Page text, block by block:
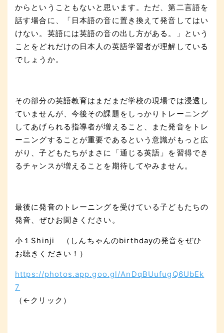
からということもないと思います。ただ、第二言語を
話す場合に、「日本語の音に置き換えて発音してはい
けない。英語には英語の音の出し方がある。」という
ことをどれだけの日本人の英語学習者が理解している
でしょうか。
その部分の英語教育はまだまだ学校の現場では浸透し
ていませんが、今後その課題をしっかりトレーニング
してあげられる指導者が増えること、また発音をトレ
ーニングすることが重要であるという意識がもっと広
がり、子どもたちがまさに「通じる英語」を習得でき
るチャンスが増えることを期待してやみません。
最後に発音のトレーニングを受けている子どもたちの
発音、ぜひお聞きください。
小１Shinji （しんちゃんのbirthdayの発音をぜひ
お聴きください！）
https://photos.app.goo.gl/AnDqBUufugQ6UbEk
7
（←クリック）